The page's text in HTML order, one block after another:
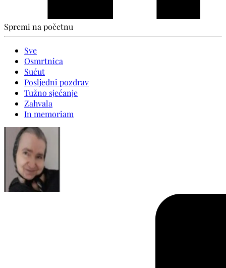
Spremi na početnu
Sve
Osmrtnica
Sućut
Posljedni pozdrav
Tužno sjećanje
Zahvala
In memoriam